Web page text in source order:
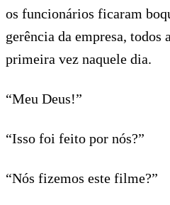
os funcionários ficaram
gerência da empresa,
primeira vez naquele dia.
“Meu Deus!”
“Isso foi feito por nós?”
“Nós fizemos este filme?”